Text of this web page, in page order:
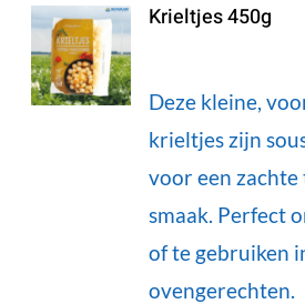
Krieltjes 450g
Deze kleine,
krieltjes zijn
voor een
smaak. Perfect
of te gebruiken
ovengerechten.